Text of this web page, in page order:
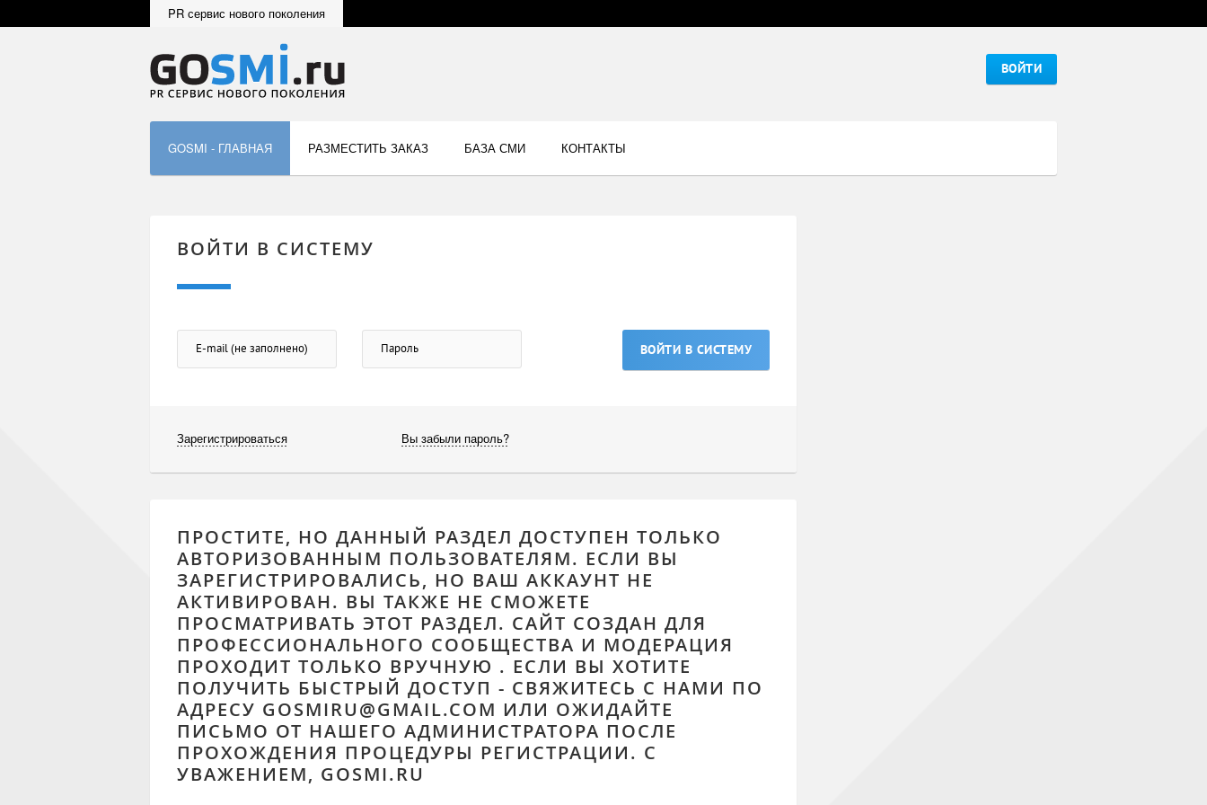
PR сервис нового поколения
ВОЙТИ
GOSMI - ГЛАВНАЯ РАЗМЕСТИТЬ ЗАКАЗ БАЗА СМИ КОНТАКТЫ
ВОЙТИ В СИСТЕМУ
Зарегистрироваться Вы забыли пароль?
ПРОСТИТЕ, НО ДАННЫЙ РАЗДЕЛ ДОСТУПЕН ТОЛЬКО
АВТОРИЗОВАННЫМ ПОЛЬЗОВАТЕЛЯМ. ЕСЛИ ВЫ
ЗАРЕГИСТРИРОВАЛИСЬ, НО ВАШ АККАУНТ НЕ
АКТИВИРОВАН. ВЫ ТАКЖЕ НЕ СМОЖЕТЕ
ПРОСМАТРИВАТЬ ЭТОТ РАЗДЕЛ. САЙТ СОЗДАН ДЛЯ
ПРОФЕССИОНАЛЬНОГО СООБЩЕСТВА И МОДЕРАЦИЯ
ПРОХОДИТ ТОЛЬКО ВРУЧНУЮ . ЕСЛИ ВЫ ХОТИТЕ
ПОЛУЧИТЬ БЫСТРЫЙ ДОСТУП - СВЯЖИТЕСЬ С НАМИ ПО
АДРЕСУ GOSMIRU@GMAIL.COM ИЛИ ОЖИДАЙТЕ
ПИСЬМО ОТ НАШЕГО АДМИНИСТРАТОРА ПОСЛЕ
ПРОХОЖДЕНИЯ ПРОЦЕДУРЫ РЕГИСТРАЦИИ. С
УВАЖЕНИЕМ, GOSMI.RU